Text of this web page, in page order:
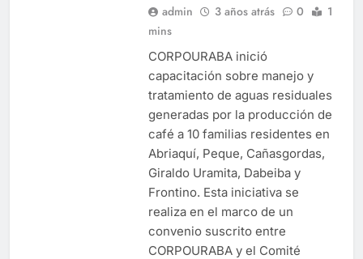
admin 3 años atrás 0
1
mins
CORPOURABA inició
capacitación sobre manejo y
tratamiento de aguas residuales
generadas por la producción de
café a 10 familias residentes en
Abriaquí, Peque, Cañasgordas,
Giraldo Uramita, Dabeiba y
Frontino. Esta iniciativa se
realiza en el marco de un
convenio suscrito entre
CORPOURABA y el Comité